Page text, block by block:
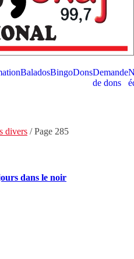
BaladosBingoDonsDemande
de dons
divers /Page 285
dans le noir